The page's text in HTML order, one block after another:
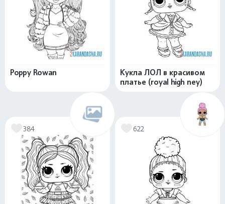
Poppy Rowan
Кукла ЛОЛ в красивом
платье (royal high ney)
384 622